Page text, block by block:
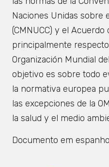
Naciones Unidas sobre
(CMNUCC) y el Acuerdo
principalmente
Organización Mundial
objetivo es sobre todo
la normativa europea
las excepciones de la
la salud y el medio
Documento em